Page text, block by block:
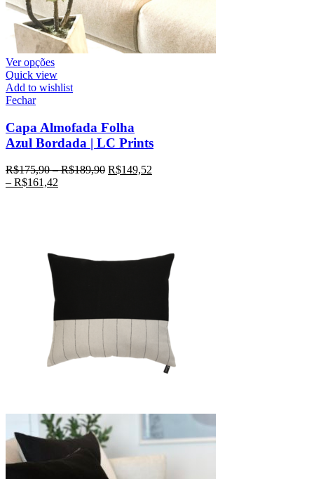
Ver opções
Quick view
Add to wishlist
Fechar
Capa Almofada Folha
Azul Bordada | LC Prints
R$175,90–R$189,90 R$149,52
– R$161,42